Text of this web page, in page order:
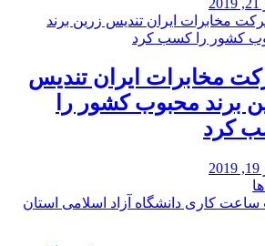
مخابرات ایران تندیس
برند محبوب کشور را
کرد